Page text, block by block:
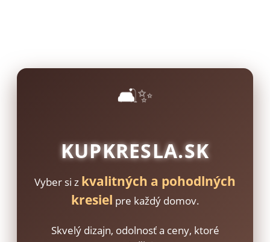
🛋️✨
KUPKRESLA.SK
Vyber si z kvalitných a pohodlných
kresiel pre každý domov.
Skvelý dizajn, odolnosť a ceny, ktoré